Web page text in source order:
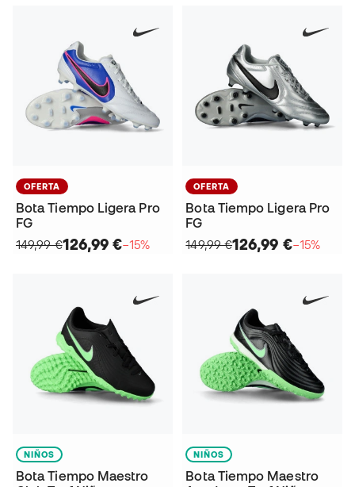
OFERTA
Bota Tiempo Ligera Pro
FG
149,99 €126,99 €−15%
OFERTA
Bota Tiempo Ligera Pro
FG
149,99 €126,99 €−15%
NIÑOS
Bota Tiempo Maestro
NIÑOS
Bota Tiempo Maestro